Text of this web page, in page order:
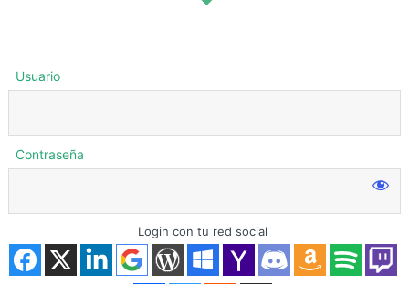
Acceder
Usuario
Contraseña
Login con tu red social